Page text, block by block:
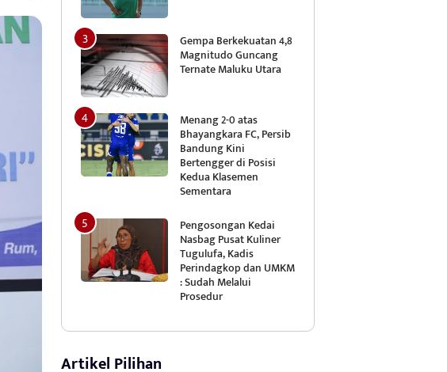
Gempa Berkekuatan 4,8
Magnitudo Guncang
Ternate Maluku Utara
Menang 2-0 atas
Bhayangkara FC, Persib
Bandung Kini
Bertengger di Posisi
Kedua Klasemen
Sementara
Pengosongan Kedai
Nasbag Pusat Kuliner
Tugulufa, Kadis
Perindagkop dan UMKM
: Sudah Melalui
Prosedur
Artikel Pilihan